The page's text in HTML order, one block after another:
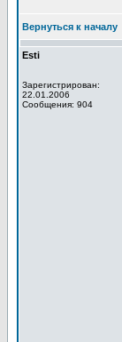
Вернуться к началу
Esti
Зарегистрирован:
22.01.2006
Сообщения: 904